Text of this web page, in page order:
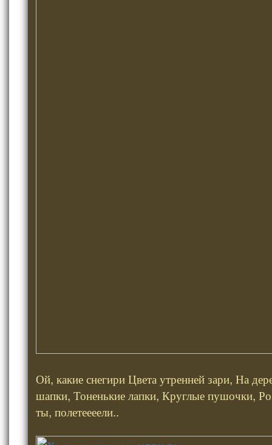
Ой, какие снегири Цвета утренней зари, На
шапки, Тоненькие лапки, Круглые пушочки,
ты, полетеееели..